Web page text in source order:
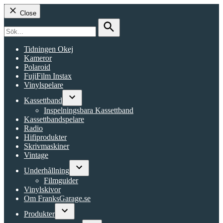
Close
for:
Search
Tidningen Okej
Kameror
Polaroid
FujiFilm Instax
Vinylspelare
Kassettband
Open
dropdown
menu
Inspelningsbara Kassettband
Kassettbandspelare
Radio
Hifiprodukter
Skrivmaskiner
Vintage
Underhållning
Open
Filmguider
Vinylskivor
Om FranksGarage.se
Produkter
Open